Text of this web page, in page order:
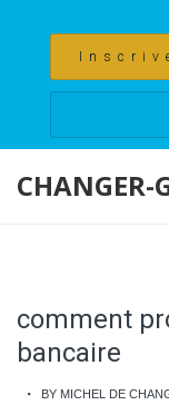
CHANGER-
comment
bancaire
BY MICHEL DE